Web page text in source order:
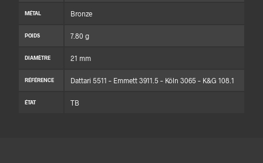
MÉTAL Bronze
POIDS 7.80 g
DIAMÈTRE 21 mm
RÉFÉRENCE Dattari 5511 – Emmett 3911.5 – Köln 3065 – K&G 108.1
ÉTAT TB